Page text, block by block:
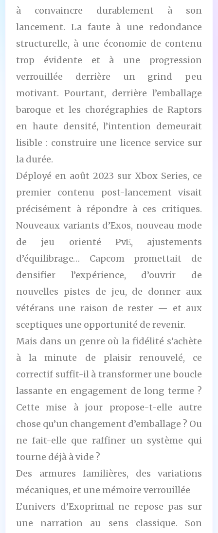
à convaincre durablement à son
lancement. La faute à une redondance
structurelle, à une économie de contenu
trop évidente et à une progression
verrouillée derrière un grind peu
motivant. Pourtant, derrière l’emballage
baroque et les chorégraphies de Raptors
en haute densité, l’intention demeurait
lisible : construire une licence service sur
la durée.
Déployé en août 2023 sur Xbox Series, ce
premier contenu post-lancement visait
précisément à répondre à ces critiques.
Nouveaux variants d’Exos, nouveau mode
de jeu orienté PvE, ajustements
d’équilibrage… Capcom promettait de
densifier l’expérience, d’ouvrir de
nouvelles pistes de jeu, de donner aux
vétérans une raison de rester — et aux
sceptiques une opportunité de revenir.
Mais dans un genre où la fidélité s’achète
à la minute de plaisir renouvelé, ce
correctif suffit-il à transformer une boucle
lassante en engagement de long terme ?
Cette mise à jour propose-t-elle autre
chose qu’un changement d’emballage ? Ou
ne fait-elle que raffiner un système qui
tourne déjà à vide ?
Des armures familières, des variations
mécaniques, et une mémoire verrouillée
L’univers d’Exoprimal ne repose pas sur
une narration au sens classique. Son